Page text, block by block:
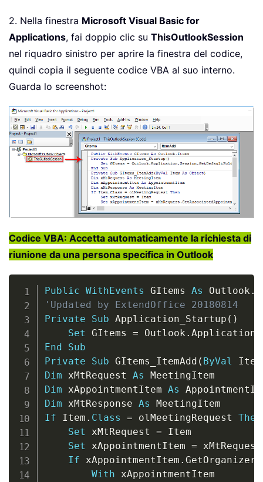
2. Nella finestra Microsoft Visual Basic for
Applications, fai doppio clic su ThisOutlookSession
nel riquadro sinistro per aprire la finestra del codice,
quindi copia il seguente codice VBA al suo interno.
Guarda lo screenshot:
Codice VBA: Accetta automaticamente la richiesta di
riunione da una persona specifica in Outlook
Public WithEvents GItems As Outlook .
'Updated by ExtendOffice 20180814
Private
Sub Application_Startup ( )
Set GItems = Outlook . Application
End
Sub
Private
Sub GItems_ItemAdd ( ByVal
Dim xMtRequest As
Dim xAppointmentItem As
Dim xMtResponse As
If Item . Class = olMeetingRequest Then
Set xMtRequest = Item
Set xAppointmentItem = xMtRequest
If xAppointmentItem . GetOrganizer
With xAppointmentItem
Copy